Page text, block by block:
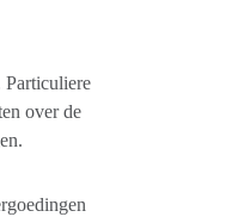
Particuliere
over de